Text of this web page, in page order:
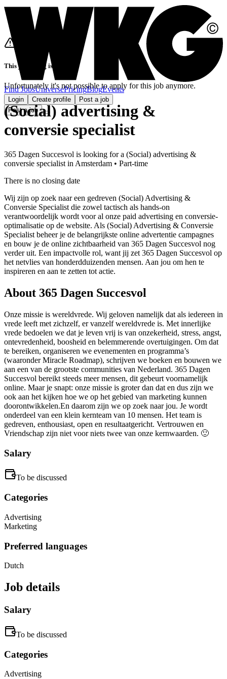
Find JobsUniversePricingBlogEvents
Login Create profile
Post a job
Post a job
This job listing is closed
Unfortunately it's not possible to apply for this job anymore.
(Social) advertising &
conversie specialist
365 Dagen Succesvol is looking fora (Social) advertising &
conversie specialist in Amsterdam • Part-time
There is no closing date
Wij zijn op zoek naar een gedreven (Social) Advertising &
Conversie Specialist die zowel tactisch als hands-on
verantwoordelijk wordt voor al onze paid advertising en conversie-
optimalisatie op de website. Als (Social) Advertising & Conversie
Specialist beheer je de belangrijkste online advertentie campagnes
en bouw je de online zichtbaarheid van 365 Dagen Succesvol nog
verder uit. Een impactvolle rol, want jij zet 365 Dagen Succesvol op
het netvlies van honderdduizenden mensen. Aan jou om hen te
inspireren en aan te zetten tot actie.
About 365 Dagen Succesvol
Onze missie is wereldvrede. Wij geloven namelijk dat als iedereen in
vrede leeft met zichzelf, er vanzelf wereldvrede is. Met innerlijke
vrede bedoelen we dat je leven vrij is van onzekerheid, stress, angst,
ontevredenheid, boosheid en belemmerende overtuigingen. Om dat
te bereiken, organiseren we evenementen en programma’s
(waaronder Miracle Roadmap), schrijven we boeken en bouwen we
aan een van de grootste communities van Nederland. 365 Dagen
Succesvol bereikt steeds meer mensen, dit gebeurt voornamelijk
online. Maar je snapt: onze missie is groter dan dat en dus zijn we
ook aan het kijken hoe we op het gebied van marketing kunnen
doorontwikkelen.En daarom zijn we op zoek naar jou. Je wordt
onderdeel van een klein kernteam van 10 mensen. Het team is
gedreven, enthousiast, open en resultaatgericht. Vertrouwen en
Vriendschap zijn niet voor niets twee van onze kernwaarden. 🙂
Salary
To be discussed
Categories
Advertising
Marketing
Preferred languages
Dutch
Job details
Salary
To be discussed
Categories
Advertising